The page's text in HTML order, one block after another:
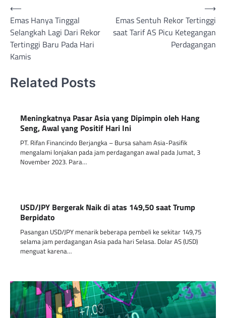
Post
navigation
⟵
Emas Hanya Tinggal
Selangkah Lagi Dari Rekor
Tertinggi Baru Pada Hari
Kamis
Emas Sentuh Rekor Tertinggi
saat Tarif AS Picu Ketegangan
Perdagangan
⟶
Related Posts
Meningkatnya Pasar Asia yang Dipimpin oleh Hang
Seng, Awal yang Positif Hari Ini
PT. Rifan Financindo Berjangka – Bursa saham Asia-Pasifik
mengalami lonjakan pada jam perdagangan awal pada Jumat, 3
November 2023. Para…
USD/JPY Bergerak Naik di atas 149,50 saat Trump
Berpidato
Pasangan USD/JPY menarik beberapa pembeli ke sekitar 149,75
selama jam perdagangan Asia pada hari Selasa. Dolar AS (USD)
menguat karena…